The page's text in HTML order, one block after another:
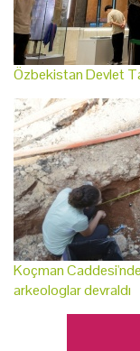
Özbekistan Devlet
Koçman
arkeologlar devraldı